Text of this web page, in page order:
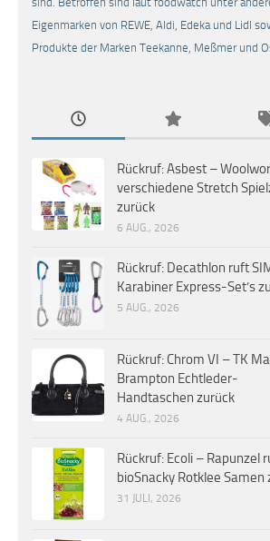
Eigenmarken von REWE, Aldi, Edeka und Lidl
Produkte der Marken Teekanne, Meßmer und
Rückruf: Asbest –
verschiedene Stretch
zurück
6 AUG., 2026
Rückruf: Decathlon ruft
Karabiner Express-Set’s
5 AUG., 2026
Rückruf: Chrom VI – TK
Brampton Echtleder-
Handtaschen zurück
4 AUG., 2026
Rückruf: Ecoli – Rapunzel
bioSnacky Rotklee Samen
31 JULI, 2026